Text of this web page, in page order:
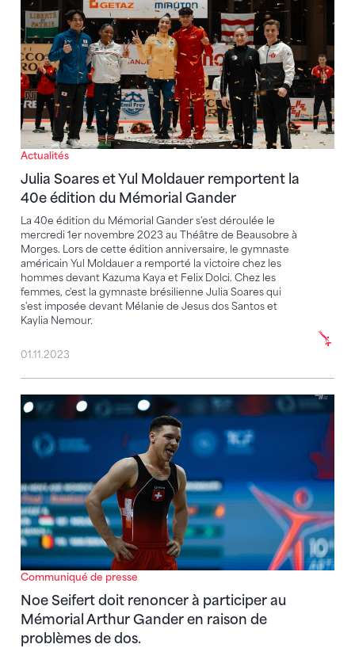
Actualités
Julia Soares et Yul Moldauer remportent la
40e édition du Mémorial Gander
La 40e édition du Mémorial Gander s'est déroulée le
mercredi 1er novembre 2023 au Théâtre de Beausobre à
Morges. Lors de cette édition anniversaire, le gymnaste
américain Yul Moldauer a remporté la victoire chez les
hommes devant Kazuma Kaya et Felix Dolci. Chez les
femmes, c'est la gymnaste brésilienne Julia Soares qui
s'est imposée devant Mélanie de Jesus dos Santos et
Kaylia Nemour.
01.11.2023
Communiqué de presse
Noe Seifert doit renoncer à participer au
Mémorial Arthur Gander en raison de
problèmes de dos.
Noe Seifert doit renoncer à participer au Mémorial